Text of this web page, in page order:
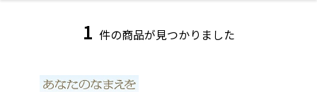
1 件の商品が見つかりました